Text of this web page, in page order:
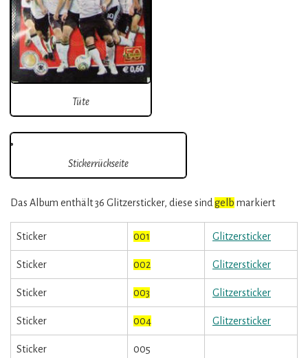
Tüte
Stickerrückseite
Das Album enthält 36 Glitzersticker, diese sind gelb markiert
Sticker 001 Glitzersticker
Sticker 002 Glitzersticker
Sticker 003 Glitzersticker
Sticker 004 Glitzersticker
Sticker 005